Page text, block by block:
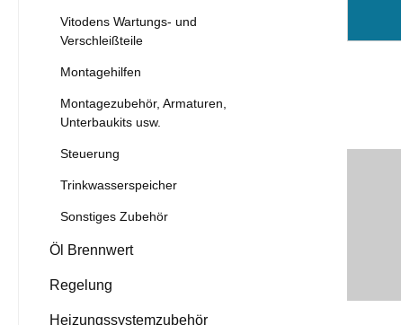
Vitodens Wartungs- und
Verschleißteile
Montagehilfen
Montagezubehör, Armaturen,
Unterbaukits usw.
Steuerung
Trinkwasserspeicher
Sonstiges Zubehör
Öl Brennwert
Regelung
Heizungssystemzubehör